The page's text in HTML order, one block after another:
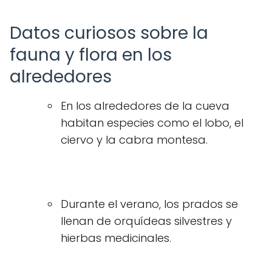
Datos curiosos sobre la
fauna y flora en los
alrededores
En los alrededores de la cueva
habitan especies como el lobo, el
ciervo y la cabra montesa.
Durante el verano, los prados se
llenan de orquídeas silvestres y
hierbas medicinales.